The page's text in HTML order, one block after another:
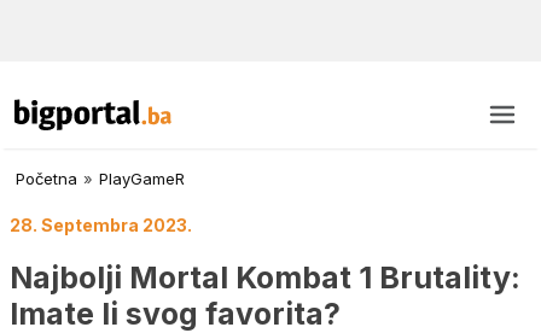
Početna » PlayGameR
28. Septembra 2023.
Najbolji Mortal Kombat 1 Brutality:
Imate li svog favorita?